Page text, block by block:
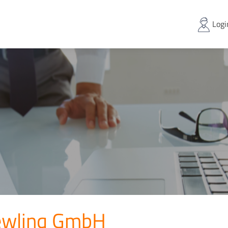
GmbH